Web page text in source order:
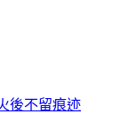
後不留痕迹